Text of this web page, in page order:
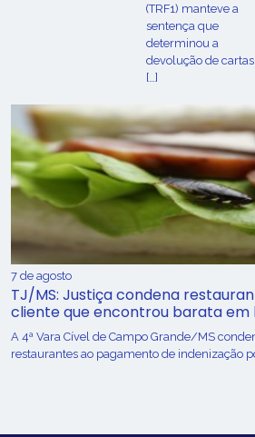
(TRF1) manteve a
sentença que
determinou a
devolução de cartas
[…]
7 de agosto
TJ/MS: Justiça condena
cliente que encontrou barata em
A 4ª Vara Cível de Campo Grande/MS
restaurantes ao pagamento de indenização